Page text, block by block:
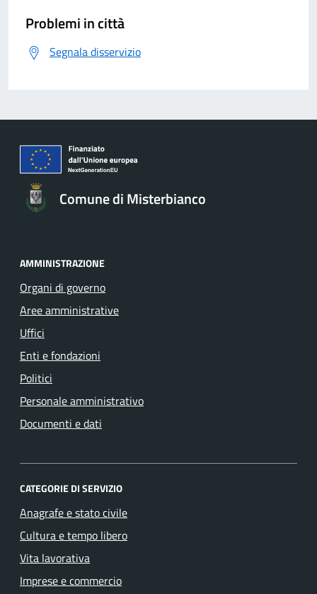
Problemi in città
Segnala disservizio
Comune di Misterbianco
AMMINISTRAZIONE
Organi di governo
Aree amministrative
Uffici
Enti e fondazioni
Politici
Personale amministrativo
Documenti e dati
CATEGORIE DI SERVIZIO
Anagrafe e stato civile
Cultura e tempo libero
Vita lavorativa
Imprese e commercio